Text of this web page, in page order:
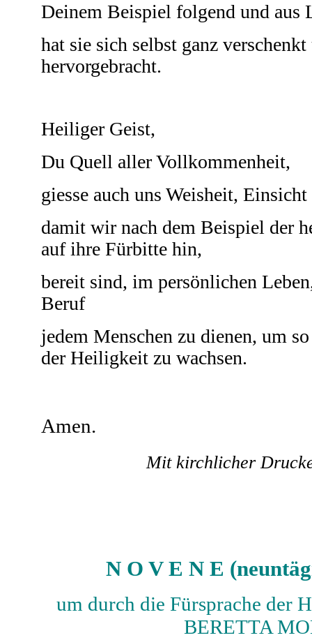
Deinem Beispiel folgend und aus
hat sie sich selbst ganz
hervorgebracht.
Heiliger Geist,
Du Quell aller Vollkommenheit,
giesse auch uns Weisheit,
damit wir nach dem Beispiel der
auf ihre Fürbitte hin,
bereit sind, im persönlichen
Beruf
jedem Menschen zu dienen, um
der Heiligkeit zu wachsen.
Amen.
Mit kirchlicher
N O V E N E
um durch die Fürsprache der
BERETTA